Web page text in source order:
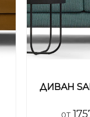
ДИВАН
от